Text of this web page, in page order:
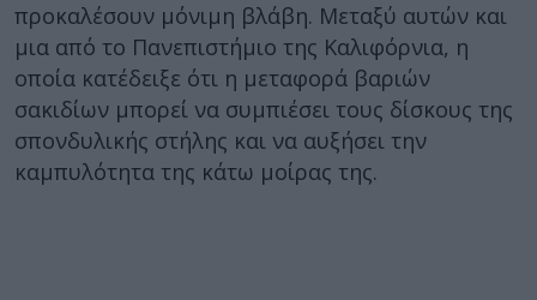
προκαλέσουν μόνιμη βλάβη. Μεταξύ αυτών και
μια από το Πανεπιστήμιο της Καλιφόρνια, η
οποία κατέδειξε ότι η μεταφορά βαριών
σακιδίων μπορεί να συμπιέσει τους δίσκους της
σπονδυλικής στήλης και να αυξήσει την
καμπυλότητα της κάτω μοίρας της.